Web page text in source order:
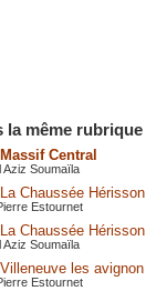
la même rubrique
Central
Aziz Soumaïla
Chaussée Hérisson
Estournet
Chaussée Hérisson
Aziz Soumaïla
les avignon
Estournet